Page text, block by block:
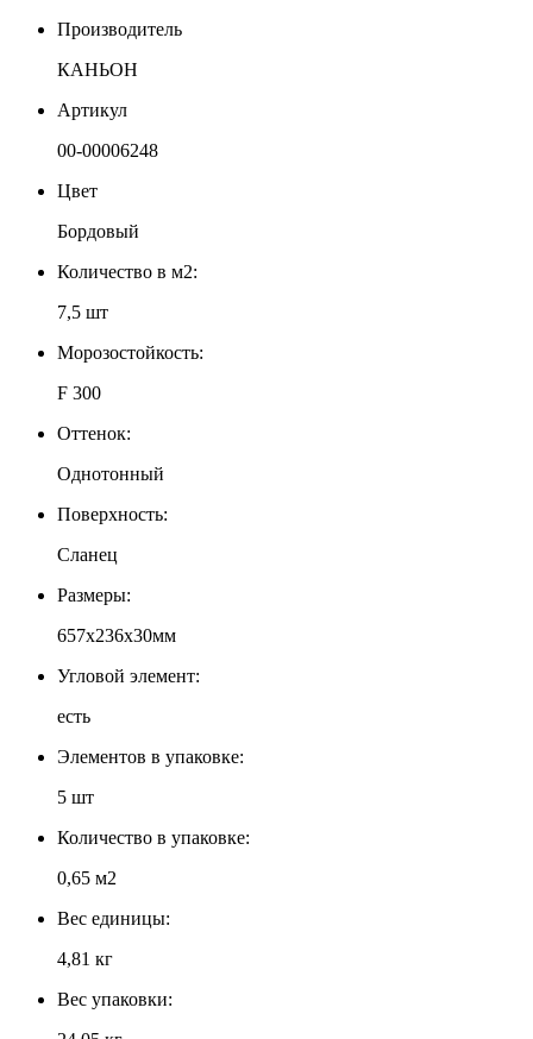
Производитель
КАНЬОН
Артикул
00-00006248
Цвет
Бордовый
Количество в м2:
7,5 шт
Морозостойкость:
F 300
Оттенок:
Однотонный
Поверхность:
Сланец
Размеры:
657х236х30мм
Угловой элемент:
есть
Элементов в упаковке:
5 шт
Количество в упаковке:
0,65 м2
Вес единицы:
4,81 кг
Вес упаковки: